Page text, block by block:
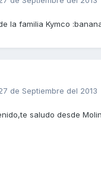
la familia Kymco
de Septiembre del 2013
saludo desde